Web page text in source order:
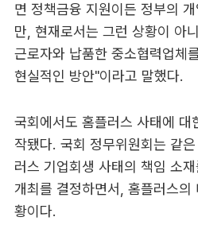
면 정책금융 지원이든 정부의
만, 현재로서는 그런 상황이 아
근로자와 납품한 중소협력업체
현실적인 방안"이라고 말했다.
국회에서도 홈플러스 사태에 대
작됐다. 국회 정무위원회는 같
러스 기업회생 사태의 책임 소
개최를 결정하면서, 홈플러스
황이다.